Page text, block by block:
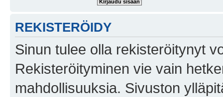
REKISTERÖIDY
Sinun tulee olla rekisteröitynyt
Rekisteröityminen vie vain
mahdollisuuksia. Sivuston